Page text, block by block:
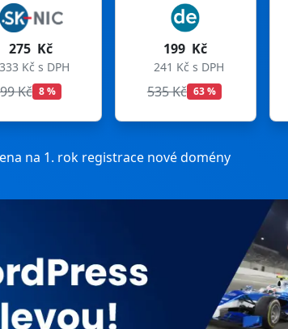
199 Kč
241 Kč s DPH
Kč 63 %
199 Kč
241 Kč s DPH
699 Kč 72 %
na 1. rok registrace nové domény